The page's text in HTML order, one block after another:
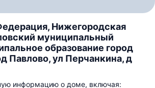
Нижегородская
муниципальный
образование город
Павлово, ул Перчанкина, д
информацию о доме, включая: